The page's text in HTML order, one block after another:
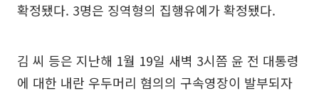
확정됐다. 3명은 징역형의 집행유예가 확정됐다.
김 씨 등은 지난해 1월 19일 새벽 3시쯤 윤 전 대통령
에 대한 내란 우두머리 혐의의 구속영장이 발부되자